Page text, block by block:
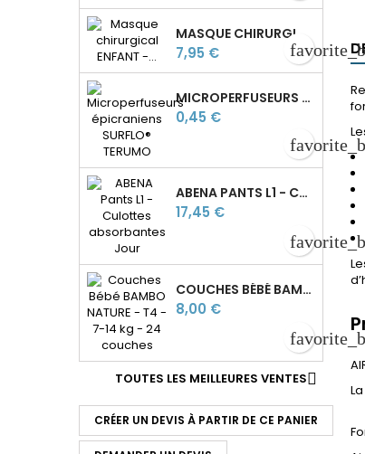
Prix
7,95 €
MICROPERFUSEURS ÉPICRANIENS SURFLO® TERUMO
Prix
0,45 €
ABENA PANTS L1 - CULOTTES ABSORBANTES JOUR
Prix
17,45 €
COUCHES BÉBÉ BAMBO NATURE T4 - L - 7 À 14 KG
Prix
8,00 €
TOUTES LES MEILLEURES VENTES
CRÉER UN DEVIS À PARTIR DE CE PANIER